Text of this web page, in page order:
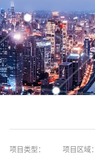
项目类型： 项目区域：